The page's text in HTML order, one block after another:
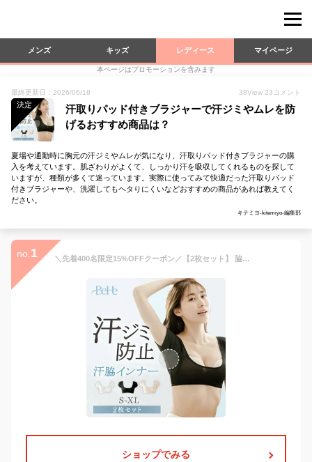
メンズ キッズ レディース マイページ
本ページはプロモーションを含みます
最終更新日：2026/06/18 38View 23 コメント
決定
汗取りパッド付きブラジャーで汗ジミやムレを防
げるおすすめ商品は？
夏場や通勤時に胸元の汗ジミやムレが気になり、汗取りパッド付きブラジャーの購
入を考えています。肌ざわりがよくて、しっかり汗を吸収してくれるものを探して
いますが、種類が多くて迷っています。実際に使ってみて快適だった汗取りパッド
付きブラジャーや、洗濯してもヘタりにくいなどおすすめの商品があれば教えてく
ださい。
キテミヨ-kitemiyo-編集部
no. 1 ＼先着400名限定15%OFFクーポン／【2枚セット】 脇汗インナー レディース 脇汗 ワキ汗 汗ジミ インナー 汗染み ブラジャー 汗染み防止 ワキ汗インナー 汗取りパッド 付き 吸水 速乾 吸水速乾 バストアップ 補正 女性用 汗取り メッシュ シースルー 夏
ショップでみる